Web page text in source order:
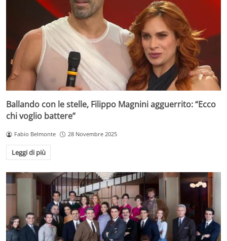
Ballando con le stelle, Filippo Magnini agguerrito: “Ecco
chi voglio battere”
Fabio Belmonte 28 Novembre 2025
Leggi di più